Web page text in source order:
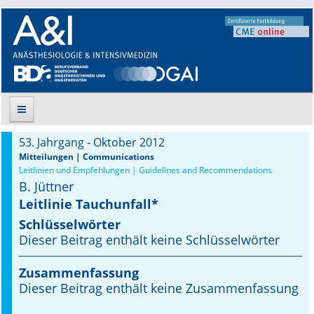
Suche
Aktuelle Ausgabe
Leitlinien
Archiv
Supplements
53. Jahrgang - Oktober 2012
Mitteilungen | Communications
Leitlinien und Empfehlungen | Guidelines and Recommendations
B. Jüttner
Leitlinie Tauchunfall*
Schlüsselwörter
Dieser Beitrag enthält keine Schlüsselwörter
Zusammenfassung
Dieser Beitrag enthält keine Zusammenfassung